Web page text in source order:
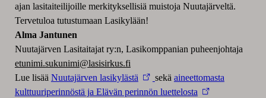
ajan lasitaiteilijoille merkityksellisiä muistoja Nuutajärveltä.
Tervetuloa tutustumaan Lasikylään!
Alma Jantunen
Nuutajärven Lasitaitajat ry:n, Lasikomppanian puheenjohtaja
etunimi.sukunimi@lasisirkus.fi
Lue lisää Nuutajärven lasikylästä sekä aineettomasta
kulttuuriperinnöstä ja Elävän perinnön luettelosta